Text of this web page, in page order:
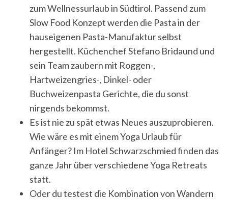
zum Wellnessurlaub in Südtirol. Passend zum
Slow Food Konzept werden die Pasta in der
hauseigenen Pasta-Manufaktur selbst
hergestellt. Küchenchef Stefano Bridaund und
sein Team zaubern mit Roggen-,
Hartweizengries-, Dinkel- oder
Buchweizenpasta Gerichte, die du sonst
nirgends bekommst.
Es ist nie zu spät etwas Neues auszuprobieren.
Wie wäre es mit einem Yoga Urlaub für
Anfänger? Im Hotel Schwarzschmied finden das
ganze Jahr über verschiedene Yoga Retreats
statt.
Oder du testest die Kombination von Wandern